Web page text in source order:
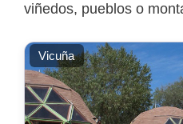
viñedos, pueblos o
Vicuña